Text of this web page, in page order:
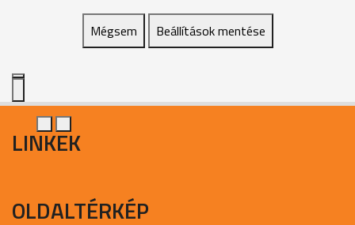
Mégsem Beállítások mentése
LINKEK
OLDALTÉRKÉP